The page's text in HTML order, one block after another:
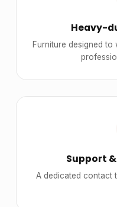
Heavy-
Furniture designed to
Support
A dedicated contact